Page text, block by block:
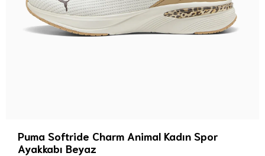
Puma Softride Charm Animal Kadın Spor
Ayakkabı Beyaz